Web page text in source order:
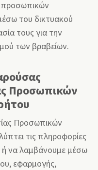
προσωπικών
του δικτυακού
τους για την
των βραβείων.
Προσωπικών
Προσωπικών
τις πληροφορίες
να λαμβάνουμε μέσω
εφαρμογής,